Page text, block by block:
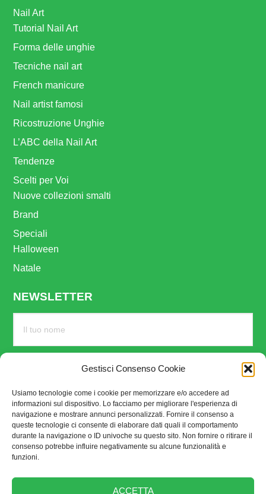
Gestisci Consenso Cookie
Usiamo tecnologie come i cookie per memorizzare e/o accedere ad
informazioni sul dispositivo. Lo facciamo per migliorare l'esperienza di
navigazione e mostrare annunci personalizzati. Fornire il consenso a
queste tecnologie ci consente di elaborare dati quali il comportamento
durante la navigazione o ID univoche su questo sito. Non fornire o ritirare il
consenso potrebbe influire negativamente su alcune funzionalità e
funzioni.
ACCETTA
Nail Art
Tutorial Nail Art
Forma delle unghie
Tecniche nail art
French manicure
Nail artist famosi
Ricostruzione Unghie
L’ABC della Nail Art
Tendenze
Scelti per Voi
Nuove collezioni smalti
Brand
Speciali
Halloween
Natale
NEWSLETTER
SEGUICI SU